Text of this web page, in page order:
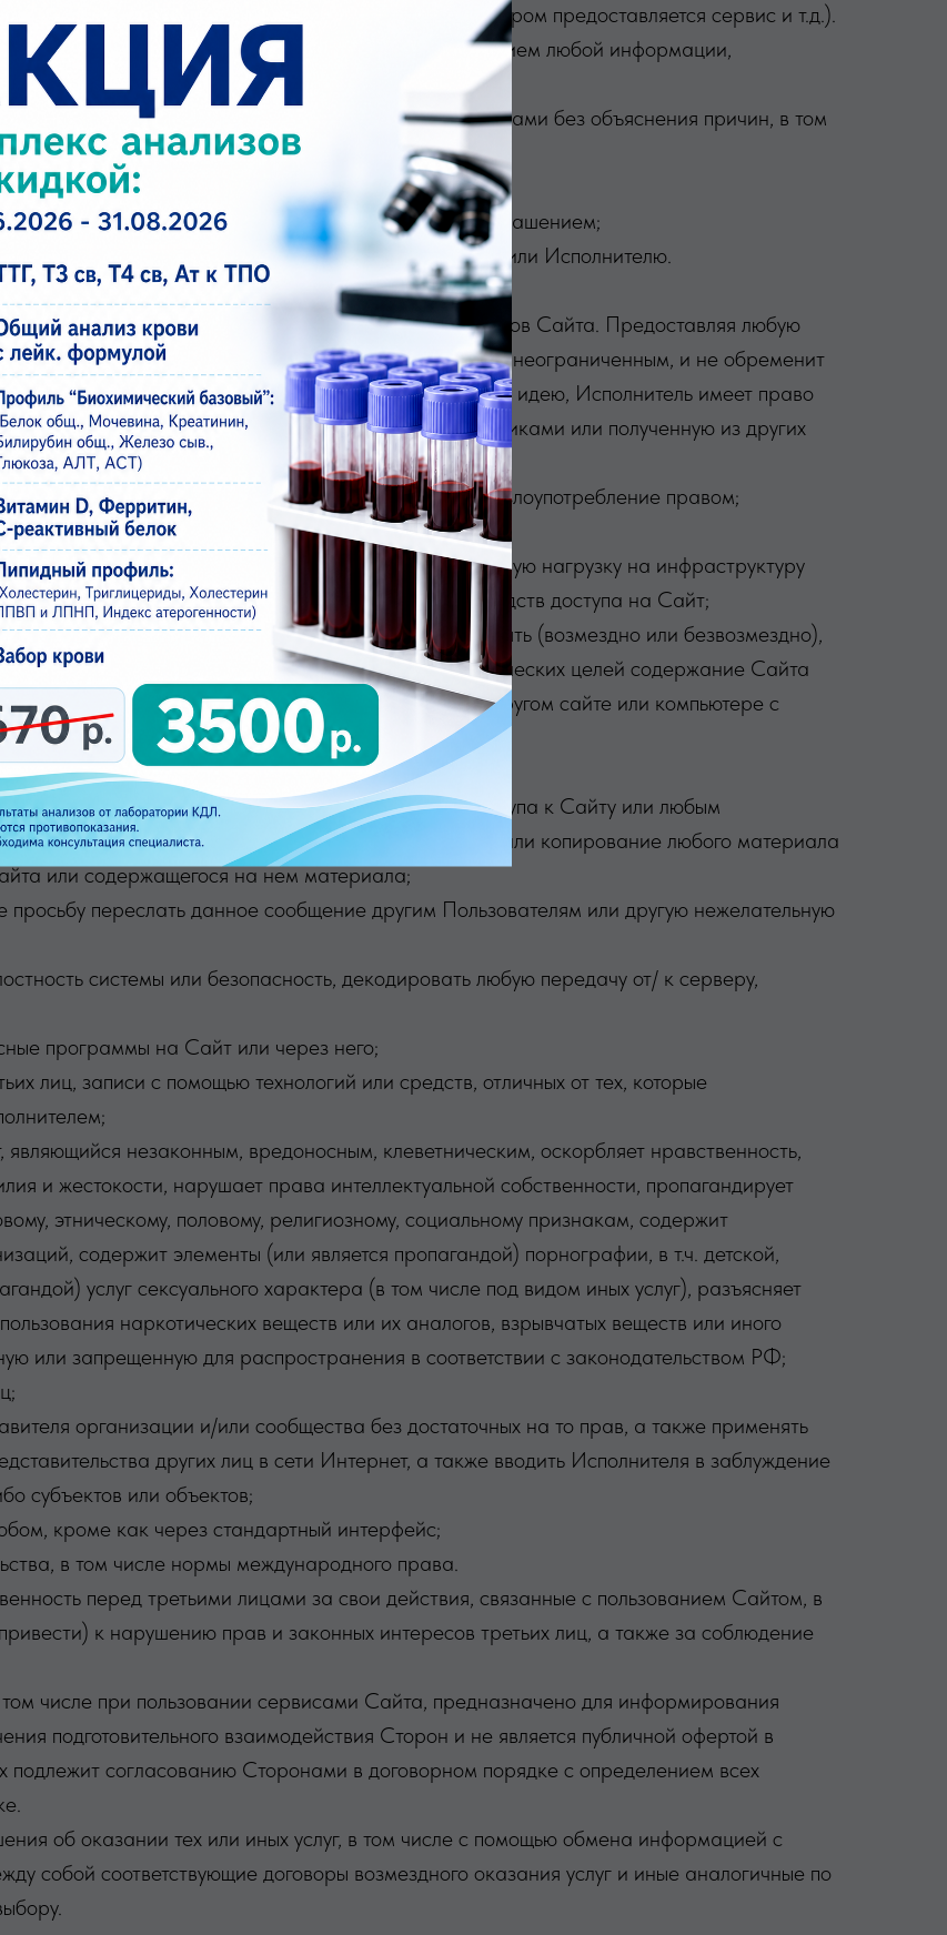
от места пребывания Пользователя, языка, на котором предоставляется сервис и т.д.).
обращение к сервисам Сайта, а также прекратить прием любой информации,
спама).
пользование Сайтом или его определенными сервисами без объяснения причин, в том
или условий иных документов, предусмотренных Соглашением;
или способных повлечь нанесение ущерба Сайту и/или Исполнителю.
информационные сообщения.
поделиться идеями относительно улучшения сервисов Сайта. Предоставляя любую
является безвозмездным, добровольным и неограниченным, и не обременит
Пользователь признаёт, что, принимая его идею, Исполнитель имеет право
Исполнителю, разработанную его сотрудниками или полученную из других
• действовать недобросовестно, допускать злоупотребление правом;
нести неоправданную или непропорционально большую нагрузку на инфраструктуру
программ-скраперов и других автоматических средств доступа на Сайт;
копировать, воспроизводить, распространять (возмездно или безвозмездно),
или использовать для коммерческих или некоммерческих целей содержание Сайта
вправе использовать содержание Сайта на любом другом сайте или компьютере с
просмотра).
или любые действия, производимые на Сайте;
для предотвращения или ограничения доступа к Сайту или любым
предотвращают или ограничивают использование, или копирование любого материала
или содержащегося на нем материала;
переслать данное сообщение другим Пользователям или другую нежелательную
системы или безопасность, декодировать любую передачу от/ к серверу,
программы на Сайт или через него;
лиц, записи с помощью технологий или средств, отличных от тех, которые
являющийся незаконным, вредоносным, клеветническим, оскорбляет нравственность,
и жестокости, нарушает права интеллектуальной собственности, пропагандирует
этническому, половому, религиозному, социальному признакам, содержит
содержит элементы (или является пропагандой) порнографии, в т.ч. детской,
услуг сексуального характера (в том числе под видом иных услуг), разъясняет
наркотических веществ или их аналогов, взрывчатых веществ или иного
или запрещенную для распространения в соответствии с законодательством РФ;
организации и/или сообщества без достаточных на то прав, а также применять
других лиц в сети Интернет, а также вводить Исполнителя в заблуждение
субъектов или объектов;
кроме как через стандартный интерфейс;
в том числе нормы международного права.
перед третьими лицами за свои действия, связанные с пользованием Сайтом, в
к нарушению прав и законных интересов третьих лиц, а также за соблюдение
числе при пользовании сервисами Сайта, предназначено для информирования
подготовительного взаимодействия Сторон и не является публичной офертой в
подлежит согласованию Сторонами в договорном порядке с определением всех
об оказании тех или иных услуг, в том числе с помощью обмена информацией с
собой соответствующие договоры возмездного оказания услуг и иные аналогичные по